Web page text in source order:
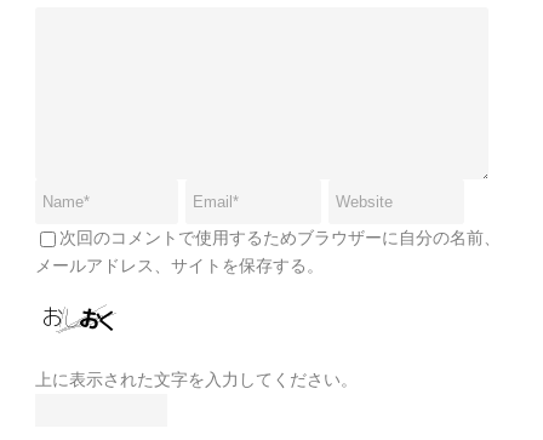
次回のコメントで使用するためブラウザーに自分の名前、
メールアドレス、サイトを保存する。
上に表示された文字を入力してください。